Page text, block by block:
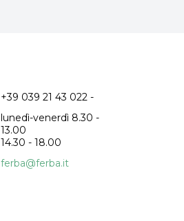
+39 039 21 43 022 -
lunedì-venerdì 8.30 -
13.00
14.30 - 18.00
ferba@ferba.it